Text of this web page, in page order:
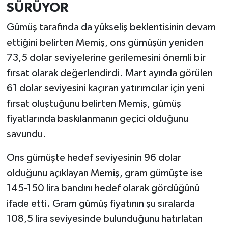
SÜRÜYOR
Gümüş tarafında da yükseliş beklentisinin devam
ettiğini belirten Memiş, ons gümüşün yeniden
73,5 dolar seviyelerine gerilemesini önemli bir
fırsat olarak değerlendirdi. Mart ayında görülen
61 dolar seviyesini kaçıran yatırımcılar için yeni
fırsat oluştuğunu belirten Memiş, gümüş
fiyatlarında baskılanmanın geçici olduğunu
savundu.
Ons gümüşte hedef seviyesinin 96 dolar
olduğunu açıklayan Memiş, gram gümüşte ise
145-150 lira bandını hedef olarak gördüğünü
ifade etti. Gram gümüş fiyatının şu sıralarda
108,5 lira seviyesinde bulunduğunu hatırlatan